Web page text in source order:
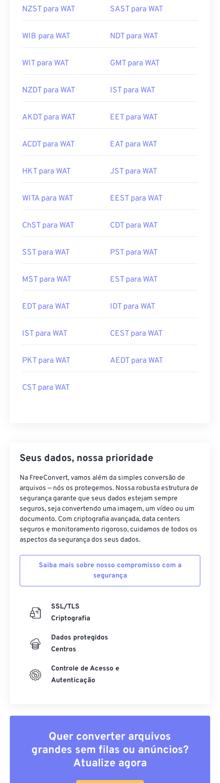
NZST para WAT SAST para WAT
WIB para WAT NDT para WAT
WIT para WAT GMT para WAT
NZDT para WAT IST para WAT
AKDT para WAT EET para WAT
ACDT para WAT EAT para WAT
HKT para WAT JST para WAT
WITA para WAT EEST para WAT
ChST para WAT CDT para WAT
SST para WAT PST para WAT
MST para WAT EST para WAT
EDT para WAT IDT para WAT
IST para WAT CEST para WAT
PKT para WAT AEDT para WAT
CST para WAT
Seus dados, nossa prioridade
Na FreeConvert, vamos além da simples conversão de
arquivos — nós os protegemos. Nossa robusta estrutura de
segurança garante que seus dados estejam sempre
seguros, seja convertendo uma imagem, um vídeo ou um
documento. Com criptografia avançada, data centers
seguros e monitoramento rigoroso, cuidamos de todos os
aspectos da segurança dos seus dados.
Saiba mais sobre nosso compromisso com a
segurança
SSL/TLS
Criptografia
Dados protegidos
Centros
Controle de Acesso e
Autenticação
Quer converter arquivos
grandes sem filas ou anúncios?
Atualize agora